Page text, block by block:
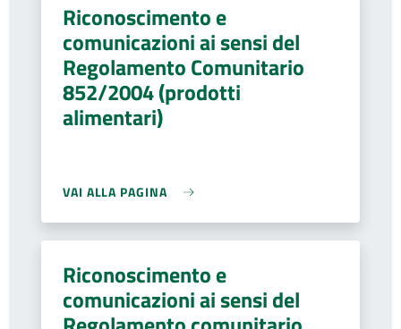
Riconoscimento e
comunicazioni ai sensi del
Regolamento Comunitario
852/2004 (prodotti
alimentari)
VAI ALLA PAGINA
Riconoscimento e
comunicazioni ai sensi del